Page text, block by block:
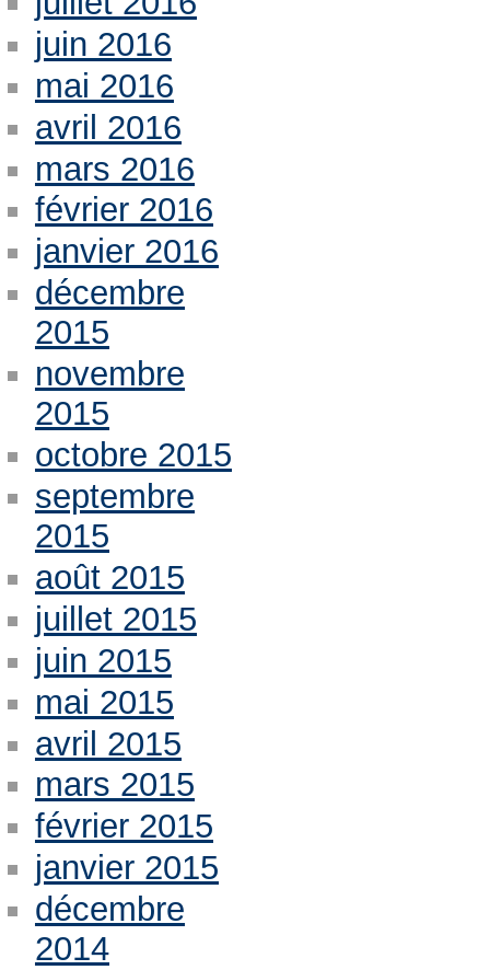
juin 2016
mai 2016
avril 2016
mars 2016
février 2016
janvier 2016
décembre
2015
novembre
2015
octobre 2015
septembre
2015
août 2015
juillet 2015
juin 2015
mai 2015
avril 2015
mars 2015
février 2015
janvier 2015
décembre
2014